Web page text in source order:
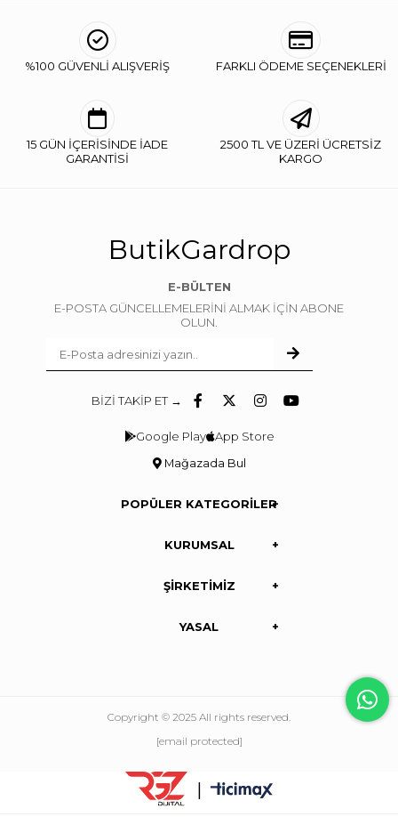
%100 GÜVENLİ ALIŞVERİŞ FARKLI ÖDEME SEÇENEKLERİ
15 GÜN İÇERİSİNDE İADE
GARANTİSİ
2500 TL VE ÜZERİ ÜCRETSİZ
KARGO
ButikGardrop
E-BÜLTEN
E-POSTA GÜNCELLEMELERİNİ ALMAK İÇİN ABONE
OLUN.
BİZİ TAKİP ET →
Google Play App Store
Mağazada Bul
POPÜLER KATEGORİLER
KURUMSAL
ŞİRKETİMİZ
YASAL
Copyright © 2025 All rights reserved.
[email protected]
|